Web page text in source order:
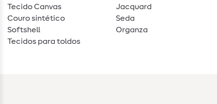
Tecido Canvas
Couro sintético
Softshell
Tecidos para toldos
Jacquard
Seda
Organza